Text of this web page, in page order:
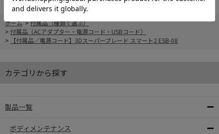
ホーム >付属品（種類で選ぶ）
> 付属品（ACアダプター・電源コード・USBコード）
>
【付属品／電源コード】3Dスーパーブレード スマート2 ESB-08
カテゴリから探す
製品一覧
ボディメンテナンス